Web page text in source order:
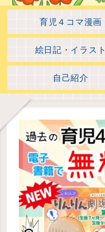
育児４コマ漫画
絵日記・イラスト
自己紹介